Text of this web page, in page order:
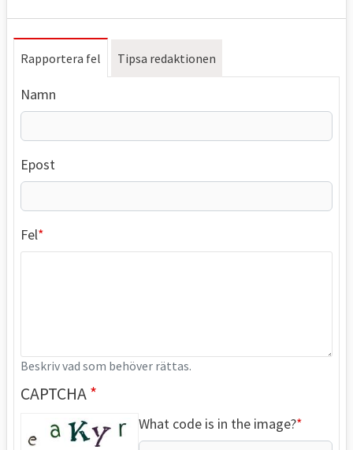
Rapportera fel Tipsa redaktionen
Namn
Epost
Fel
Beskriv vad som behöver rättas.
CAPTCHA
What code is in the image?